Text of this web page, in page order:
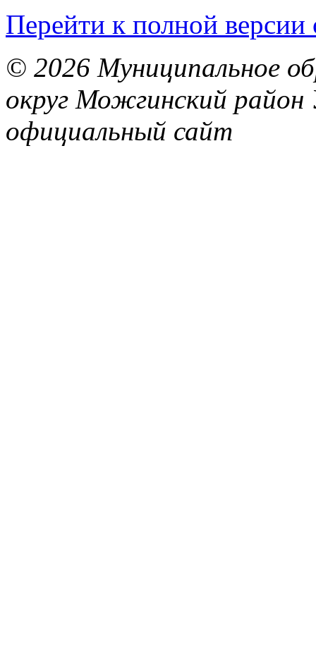
Перейти к полной версии
© 2026 Муниципальное
округ Можгинский район
официальный сайт